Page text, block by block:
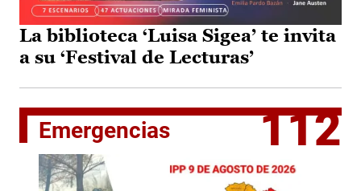
La biblioteca ‘Luisa Sigea’ te invita
a su ‘Festival de Lecturas’
Emergencias 112